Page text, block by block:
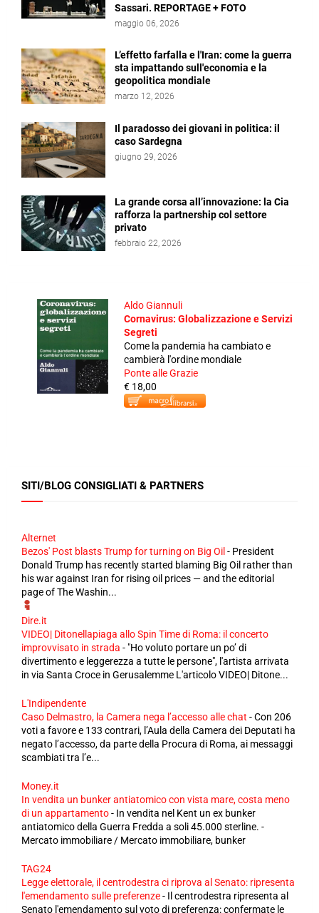
Sassari. REPORTAGE + FOTO
maggio 06, 2026
L’effetto farfalla e l'Iran: come la guerra
sta impattando sull'economia e la
geopolitica mondiale
marzo 12, 2026
Il paradosso dei giovani in politica: il
caso Sardegna
giugno 29, 2026
La grande corsa all’innovazione: la Cia
rafforza la partnership col settore
privato
febbraio 22, 2026
Aldo Giannuli
Cornavirus: Globalizzazione e Servizi
Segreti
Come la pandemia ha cambiato e
cambierà l'ordine mondiale
Ponte alle Grazie
€ 18,00
SITI/BLOG CONSIGLIATI & PARTNERS
Alternet
Bezos' Post blasts Trump for turning on Big Oil - President
Donald Trump has recently started blaming Big Oil rather than
his war against Iran for rising oil prices — and the editorial
page of The Washin...
Dire.it
VIDEO| Ditonellapiaga allo Spin Time di Roma: il concerto
improvvisato in strada - "Ho voluto portare un po’ di
divertimento e leggerezza a tutte le persone", l'artista arrivata
in via Santa Croce in Gerusalemme L'articolo VIDEO| Ditone...
L'Indipendente
Caso Delmastro, la Camera nega l’accesso alle chat -Con 206
voti a favore e 133 contrari, l’Aula della Camera dei Deputati ha
negato l’accesso, da parte della Procura di Roma, ai messaggi
scambiati tra l’e...
Money.it
In vendita un bunker antiatomico con vista mare, costa meno
di un appartamento- In vendita nel Kent un ex bunker
antiatomico della Guerra Fredda a soli 45.000 sterline. -
Mercato immobiliare / Mercato immobiliare, bunker
TAG24
Legge elettorale, il centrodestra ci riprova al Senato: ripresenta
l'emendamento sulle preferenze- Il centrodestra ripresenta al
Senato l'emendamento sul voto di preferenza: confermate le